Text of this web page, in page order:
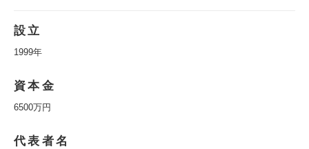
設立
1999年
資本金
6500万円
代表者名